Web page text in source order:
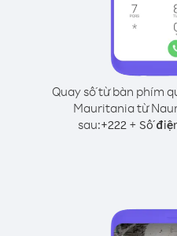
Quay số từ bàn phím
Mauritania từ
sau:+222+ Số